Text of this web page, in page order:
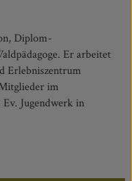
Diplom-
Er arbeitet
Erlebniszentrum
im
Ev. Jugendwerk in